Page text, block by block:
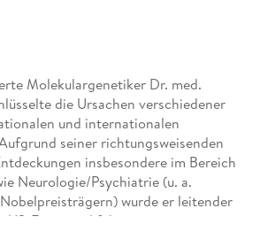
Molekulargenetiker Dr. med.
die Ursachen verschiedener
und internationalen
seiner richtungsweisenden
insbesondere im Bereich
Neurologie/Psychiatrie (u. a.
wurde er leitender
Firma und führte später ein